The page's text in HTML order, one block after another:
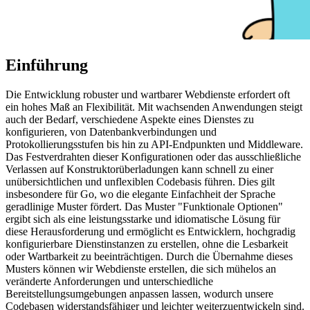
Einführung
Die Entwicklung robuster und wartbarer Webdienste erfordert oft
ein hohes Maß an Flexibilität. Mit wachsenden Anwendungen steigt
auch der Bedarf, verschiedene Aspekte eines Dienstes zu
konfigurieren, von Datenbankverbindungen und
Protokollierungsstufen bis hin zu API-Endpunkten und Middleware.
Das Festverdrahten dieser Konfigurationen oder das ausschließliche
Verlassen auf Konstruktorüberladungen kann schnell zu einer
unübersichtlichen und unflexiblen Codebasis führen. Dies gilt
insbesondere für Go, wo die elegante Einfachheit der Sprache
geradlinige Muster fördert. Das Muster "Funktionale Optionen"
ergibt sich als eine leistungsstarke und idiomatische Lösung für
diese Herausforderung und ermöglicht es Entwicklern, hochgradig
konfigurierbare Dienstinstanzen zu erstellen, ohne die Lesbarkeit
oder Wartbarkeit zu beeinträchtigen. Durch die Übernahme dieses
Musters können wir Webdienste erstellen, die sich mühelos an
veränderte Anforderungen und unterschiedliche
Bereitstellungsumgebungen anpassen lassen, wodurch unsere
Codebasen widerstandsfähiger und leichter weiterzuentwickeln sind.